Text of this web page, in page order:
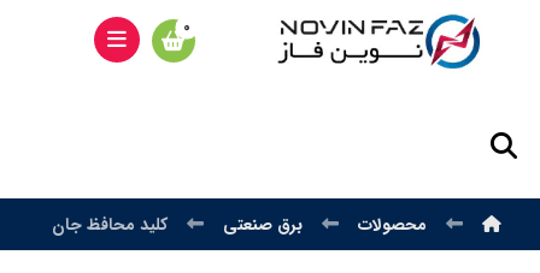
محصولات برق صنعتی کلید محافظ جان